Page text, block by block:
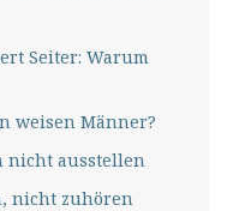
Seiter: Warum
weisen Männer?
nicht ausstellen
nicht zuhören